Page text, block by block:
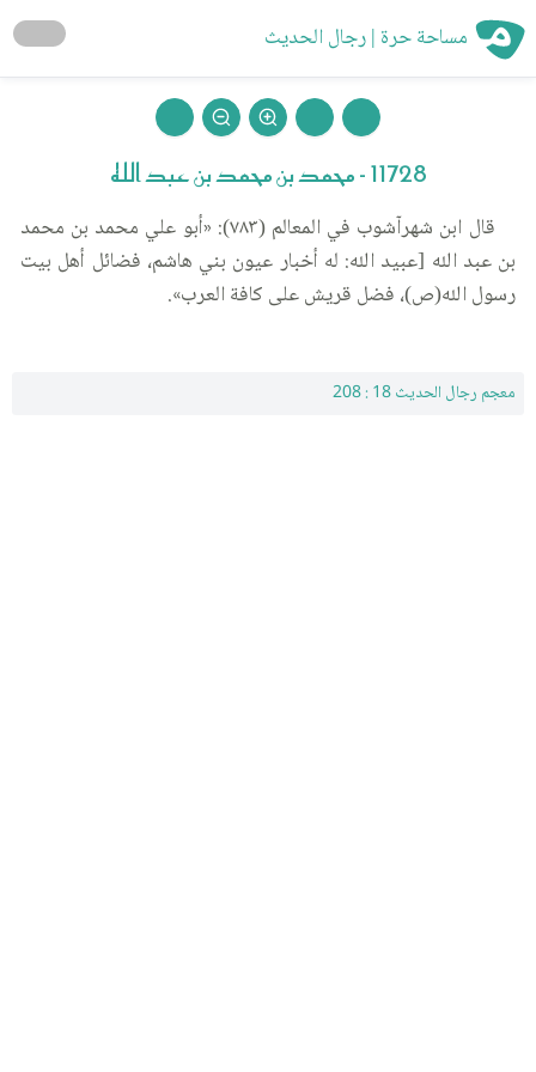
مساحة حرة | رجال الحديث
11728 - محمد بن محمد بن عبد الله
قال ابن شهرآشوب في المعالم (٧٨٣): «أبو علي محمد بن محمد
بن عبد الله [عبيد الله: له أخبار عيون بني هاشم، فضائل أهل بيت
رسول الله(ص)، فضل قريش على كافة العرب».
معجم رجال الحديث 18 : 208